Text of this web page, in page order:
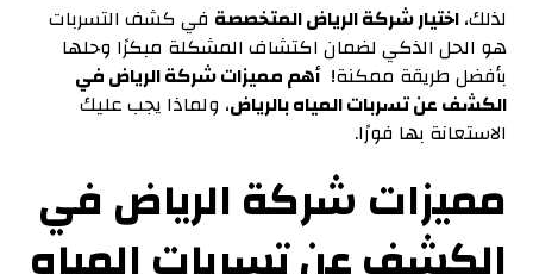
لذلك،اختيار شركة الرياض المتخصصة في كشف التسربات
هو الحل الذكي لضمان اكتشاف المشكلة مبكرًا وحلها
بأفضل طريقة ممكنة!أهم مميزات شركة الرياض في
الكشف عن تسربات المياه بالرياض، ولماذا يجب عليك
الاستعانة بها فورًا.
مميزات شركة الرياض في